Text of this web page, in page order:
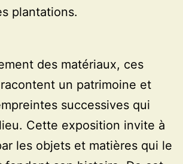
plantations.
des matériaux, ces
un patrimoine et
successives qui
Cette exposition invite à
les objets et matières qui le